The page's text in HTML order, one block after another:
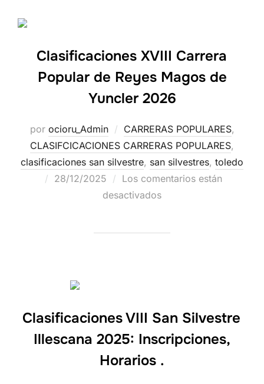
Clasificaciones XVIII Carrera
Popular de Reyes Magos de
Yuncler 2026
por ocioru_Admin CARRERAS POPULARES,
CLASIFCICACIONES CARRERAS POPULARES,
clasificaciones san silvestre, san silvestres, toledo
28/12/2025
Los comentarios están
desactivados
Clasificaciones VIII San Silvestre
Illescana 2025: Inscripciones,
Horarios .